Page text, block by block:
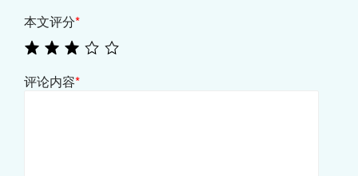
本文评分*
评论内容*